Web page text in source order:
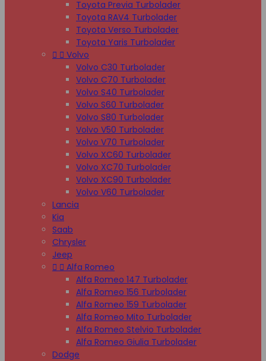
Toyota Previa Turbolader
Toyota RAV4 Turbolader
Toyota Verso Turbolader
Toyota Yaris Turbolader
  Volvo
Volvo C30 Turbolader
Volvo C70 Turbolader
Volvo S40 Turbolader
Volvo S60 Turbolader
Volvo S80 Turbolader
Volvo V50 Turbolader
Volvo V70 Turbolader
Volvo XC60 Turbolader
Volvo XC70 Turbolader
Volvo XC90 Turbolader
Volvo V60 Turbolader
Lancia
Kia
Saab
Chrysler
Jeep
  Alfa Romeo
Alfa Romeo 147 Turbolader
Alfa Romeo 156 Turbolader
Alfa Romeo 159 Turbolader
Alfa Romeo Mito Turbolader
Alfa Romeo Stelvio Turbolader
Alfa Romeo Giulia Turbolader
Dodge